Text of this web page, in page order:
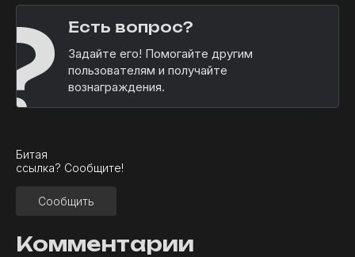
Есть вопрос?
Задайте его! Помогайте другим
пользователям и получайте
вознаграждения.
Битая
ссылка? Сообщите!
Сообщить
Комментарии